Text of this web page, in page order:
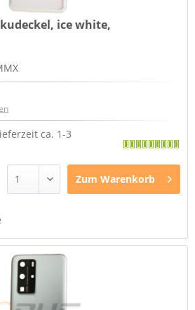
ice white,
ca. 1-3
Zum Warenkorb